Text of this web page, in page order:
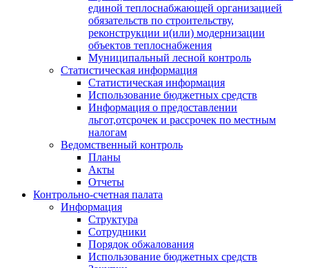
единой теплоснабжающей организацией
обязательств по строительству,
реконструкции и(или) модернизации
объектов теплоснабжения
Муниципальный лесной контроль
Статистическая информация
Статистическая информация
Использование бюджетных средств
Информация о предоставлении
льгот,отсрочек и рассрочек по местным
налогам
Ведомственный контроль
Планы
Акты
Отчеты
Контрольно-счетная палата
Информация
Структура
Сотрудники
Порядок обжалования
Использование бюджетных средств